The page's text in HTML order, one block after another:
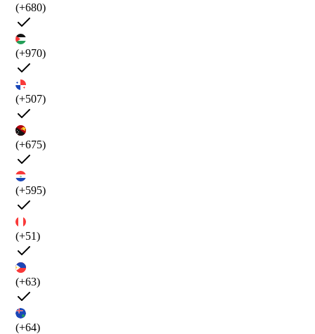
(+680)
(+970)
(+507)
(+675)
(+595)
(+51)
(+63)
(+64)